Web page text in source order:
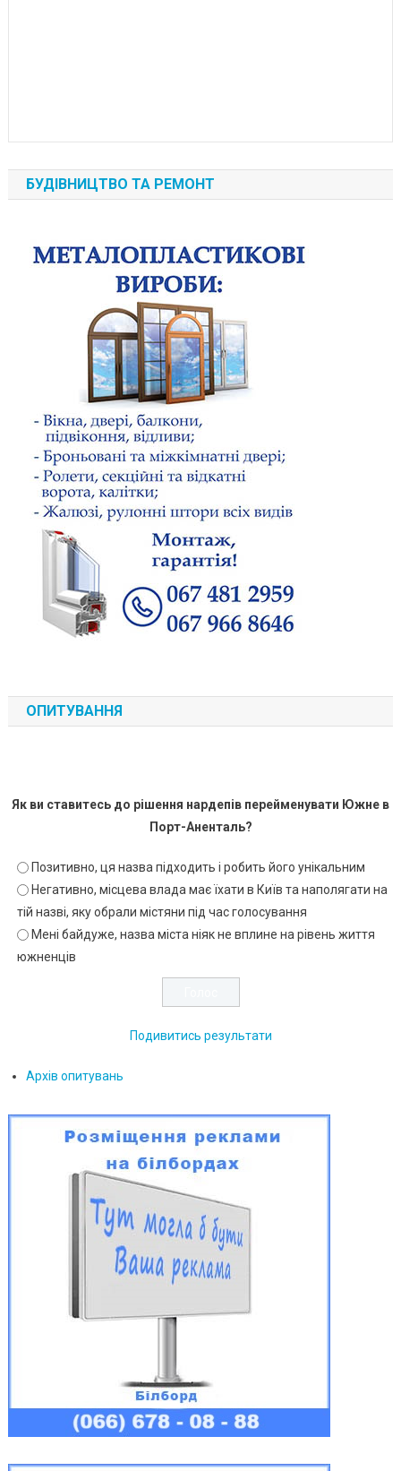
БУДІВНИЦТВО ТА РЕМОНТ
ОПИТУВАННЯ
Як ви ставитесь до рішення нардепів перейменувати Южне в
Порт-Аненталь?
Позитивно, ця назва підходить і робить його унікальним
Негативно, місцева влада має їхати в Київ та наполягати на
тій назві, яку обрали містяни під час голосування
Мені байдуже, назва міста ніяк не вплине на рівень життя
южненців
Подивитись результати
Архів опитувань